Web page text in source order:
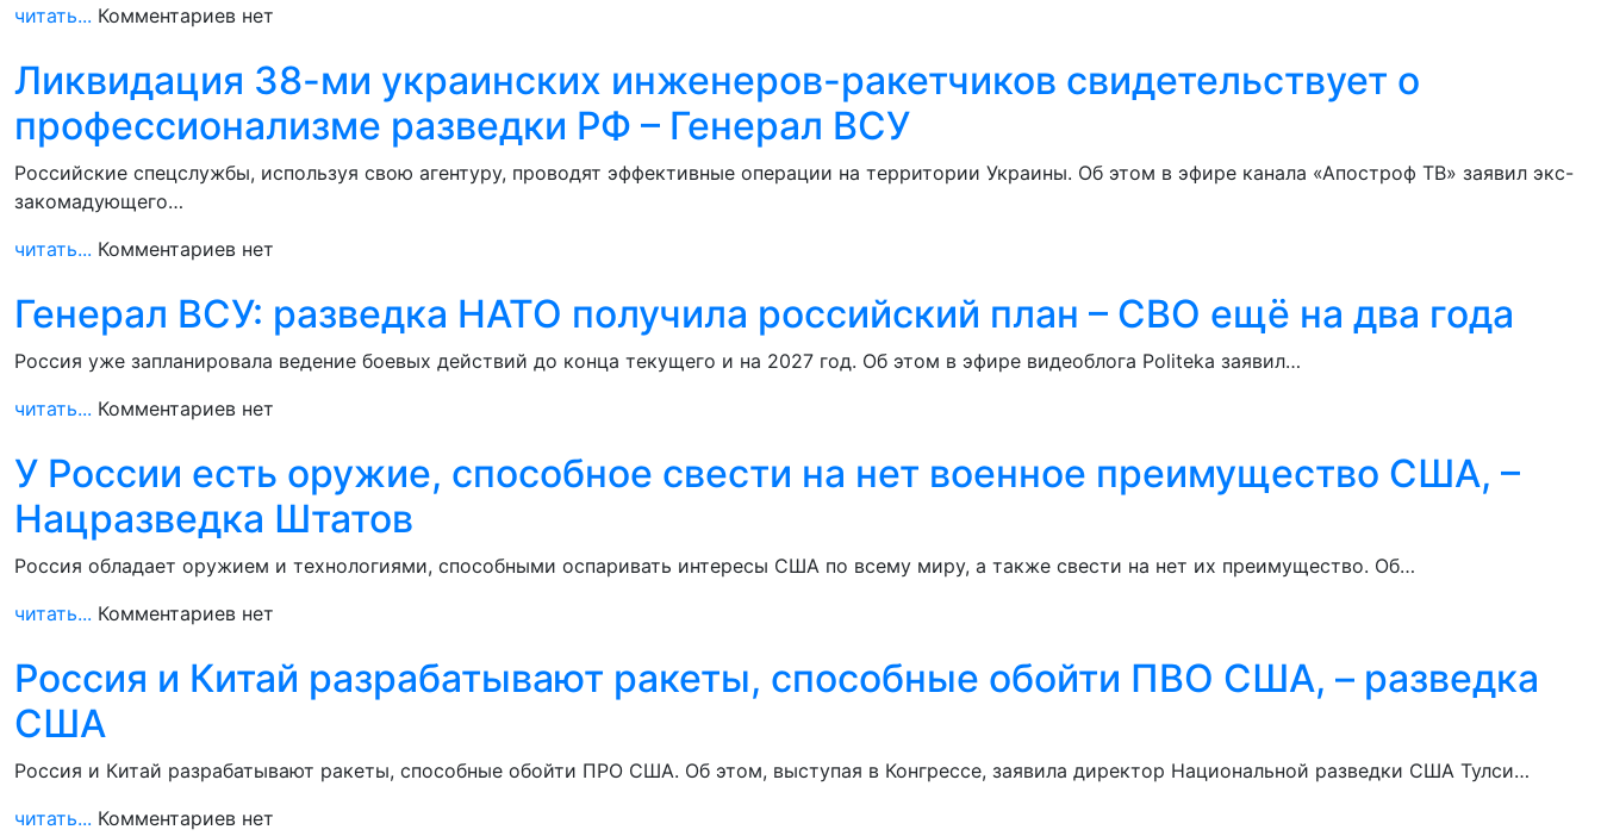
читать... Комментариев нет
Ликвидация 38-ми украинских инженеров-ракетчиков свидетельствует о
профессионализме разведки РФ – Генерал ВСУ
Российские спецслужбы, используя свою агентуру, проводят эффективные операции на территории Украины. Об этом в эфире канала «Апостроф ТВ» заявил экс-
закомадующего…
читать... Комментариев нет
Генерал ВСУ: разведка НАТО получила российский план – СВО ещё на два года
Россия уже запланировала ведение боевых действий до конца текущего и на 2027 год. Об этом в эфире видеоблога Politeka заявил…
читать... Комментариев нет
У России есть оружие, способное свести на нет военное преимущество США, –
Нацразведка Штатов
Россия обладает оружием и технологиями, способными оспаривать интересы США по всему миру, а также свести на нет их преимущество. Об…
читать... Комментариев нет
Россия и Китай разрабатывают ракеты, способные обойти ПВО США, – разведка
США
Россия и Китай разрабатывают ракеты, способные обойти ПРО США. Об этом, выступая в Конгрессе, заявила директор Национальной разведки США Тулси…
читать... Комментариев нет